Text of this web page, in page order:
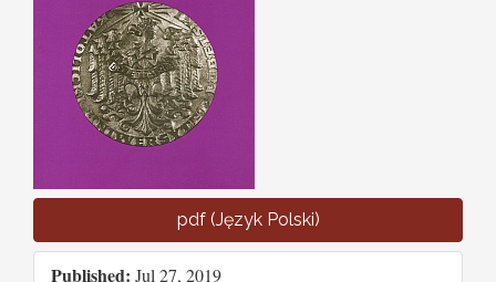
pdf (Język Polski)
Published: Jul 27, 2019